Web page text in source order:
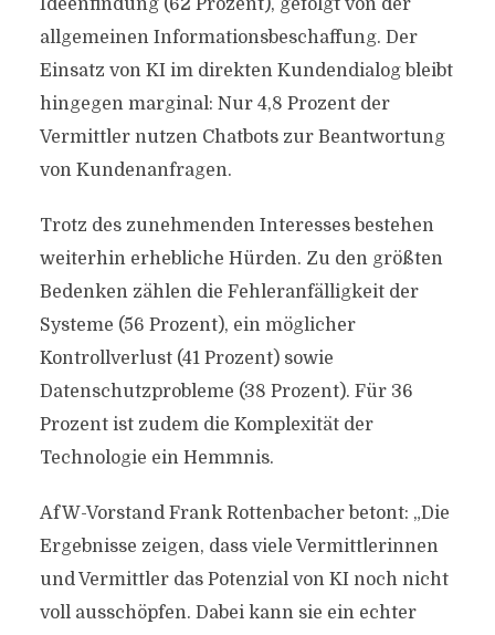
Ideenfindung (62 Prozent), gefolgt von der
allgemeinen Informationsbeschaffung. Der
Einsatz von KI im direkten Kundendialog bleibt
hingegen marginal: Nur 4,8 Prozent der
Vermittler nutzen Chatbots zur Beantwortung
von Kundenanfragen.
Trotz des zunehmenden Interesses bestehen
weiterhin erhebliche Hürden. Zu den größten
Bedenken zählen die Fehleranfälligkeit der
Systeme (56 Prozent), ein möglicher
Kontrollverlust (41 Prozent) sowie
Datenschutzprobleme (38 Prozent). Für 36
Prozent ist zudem die Komplexität der
Technologie ein Hemmnis.
AfW-Vorstand Frank Rottenbacher betont: „Die
Ergebnisse zeigen, dass viele Vermittlerinnen
und Vermittler das Potenzial von KI noch nicht
voll ausschöpfen. Dabei kann sie ein echter